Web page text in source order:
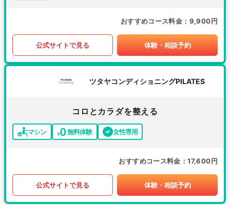
おすすめコース料金 9,900円
公式サイトで見る 体験・相談予約
ツタヤコンディショニングPILATES
コロとカラダを整える
マシン 無料体験 女性専用
おすすめコース料金 17,600円
公式サイトで見る 体験・相談予約